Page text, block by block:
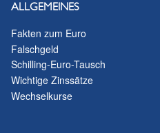
ALLGEMEINES
Fakten zum Euro
Falschgeld
Schilling-Euro-Tausch
Wichtige Zinssätze
Wechselkurse